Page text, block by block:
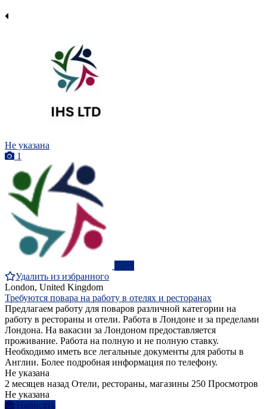
Не указана
1
Удалить из избранного
London, United Kingdom
Требуются повара на работу в отелях и ресторанах
Предлагаем работу для поваров различной категории на
работу в рестораны и отели. Работа в Лондоне и за пределами
Лондона. На вакасии за Лондоном предоставляется
проживание. Работа на полную и не полную ставку.
Необходимо иметь все легальные документы для работы в
Англии. Более подробная информация по телефону.
Не указана
2 месяцев назад Отели, рестораны, магазины 250 Просмотров
Не указана
Написать